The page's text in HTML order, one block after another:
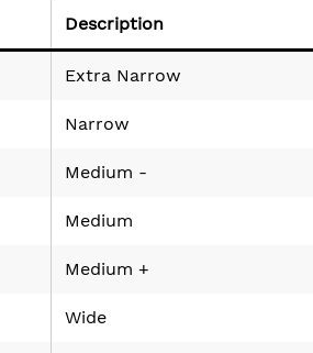
Description
Extra Narrow
Narrow
Medium -
Medium
Medium +
Wide